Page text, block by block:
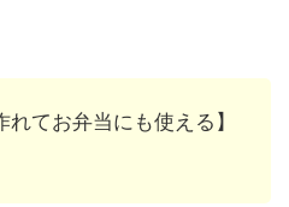
れてお弁当にも使える】